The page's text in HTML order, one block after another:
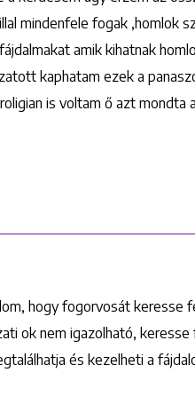
mindenfele fogak ,homlok
amik kihatnak
kaphatam ezek a
is voltam ő azt
hogy fogorvosát keresse
ok nem igazolható,
és kezelheti a